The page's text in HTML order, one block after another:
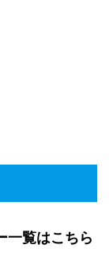
一覧はこちら